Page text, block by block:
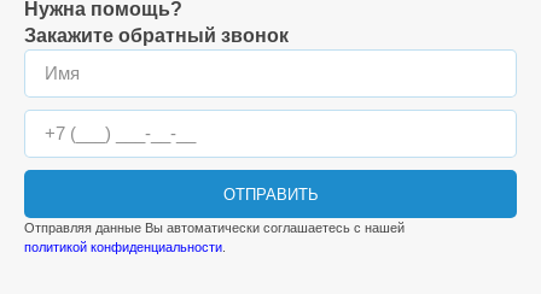
Нужна помощь?
Закажите обратный звонок
ОТПРАВИТЬ
Отправляя данные Вы автоматически соглашаетесь с нашей
политикой конфиденциальности